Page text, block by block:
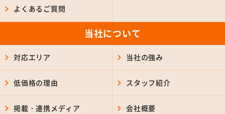
よくあるご質問
当社について
対応エリア 当社の強み
低価格の理由 スタッフ紹介
掲載・連携メディア 会社概要